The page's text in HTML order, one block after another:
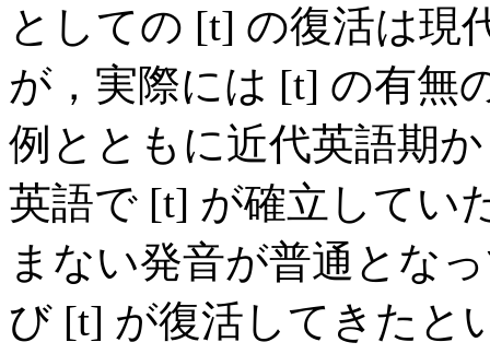
としての [t] の復活は現
が，実際には [t] の有無
例とともに近代英語期
英語で [t] が確立してい
まない発音が普通とな
び [t] が復活してきたと